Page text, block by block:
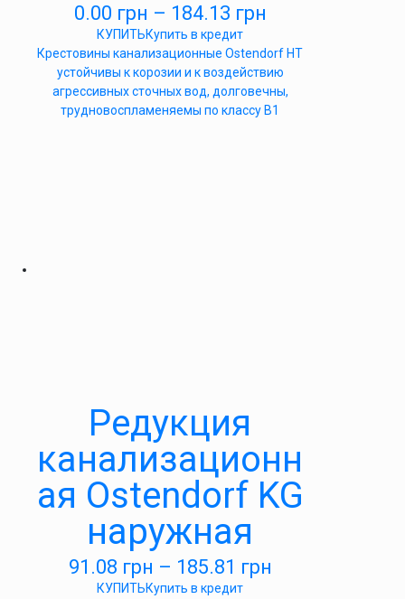
0.00 грн – 184.13 грн
КУПИТЬКупить в кредит
Крестовины канализационные Ostendorf HT
устойчивы к корозии и к воздействию
агрессивных сточных вод, долговечны,
трудновоспламеняемы по классу B1
Редукция
канализационн
ая Ostendorf KG
наружная
91.08 грн – 185.81 грн
КУПИТЬКупить в кредит